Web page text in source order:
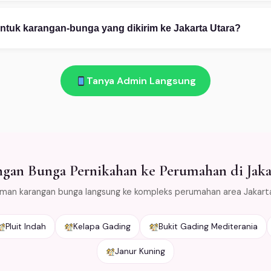
Pilih desain dari katalog atau custom. (3) Konfirmasi
karangan-bunga yang dikirim ke Jakarta Utara?
bunga dengan cold packaging khusus agar tetap segar selama
Jabodetabek.
Tanya Admin Langsung
Bunga Pernikahan ke Perumahan di
karangan bunga langsung ke kompleks perumahan area
Pluit Indah Kelapa Gading Bukit Gading Mediterania
Janur Kuning